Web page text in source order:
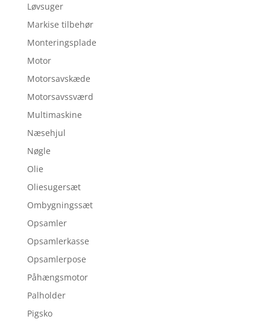
Løvsuger
Markise tilbehør
Monteringsplade
Motor
Motorsavskæde
Motorsavssværd
Multimaskine
Næsehjul
Nøgle
Olie
Oliesugersæt
Ombygningssæt
Opsamler
Opsamlerkasse
Opsamlerpose
Påhængsmotor
Palholder
Pigsko